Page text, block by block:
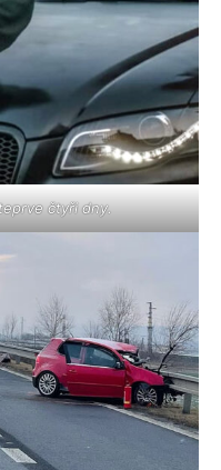
čtyři dny.